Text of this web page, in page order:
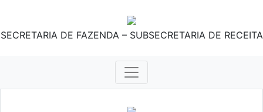
SECRETARIA DE FAZENDA – SUBSECRETARIA DE RECEITA